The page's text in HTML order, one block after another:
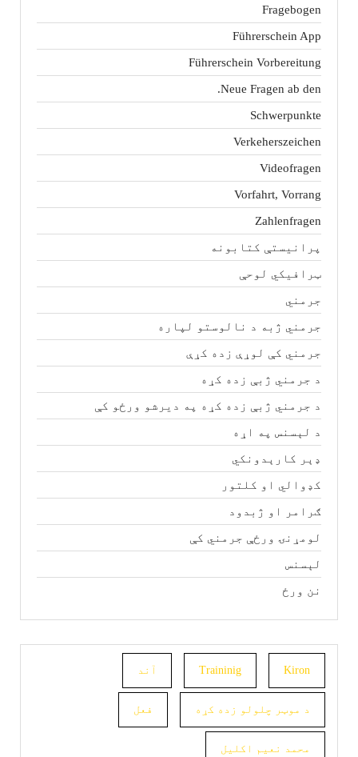
Fragebogen
Führerschein App
Führerschein Vorbereitung
Neue Fragen ab den.
Schwerpunkte
Verkeherszeichen
Videofragen
Vorfahrt, Vorrang
Zahlenfragen
پرانیستې کتابونه
ټرافیکي لوحې
جرمني
جرمني ژبه د نالوستو لپاره
جرمني کې لوړې زده کړې
د جرمني ژبې زده کړه
د جرمني ژبې زده کړه په دیرشو ورځو کې
د لېسنس په اړه
ډېر کارېدونکي
کډوالي او کلتور
ګرامر او ژبدود
لومړنۍ ورځې جرمني کې
لېسنس
نن ورځ
Kiron
Traininig آند
د موټر چلولو زده کړه فعل
محمد نعیم اکلیل